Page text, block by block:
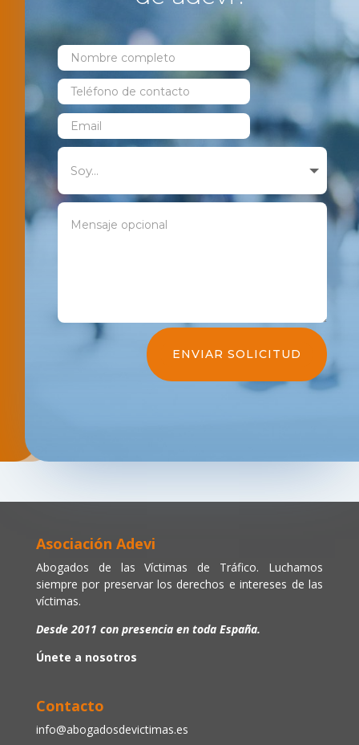
ENVIAR SOLICITUD
Asociación Adevi
Abogados de las Víctimas de Tráfico. Luchamos
siempre por preservar los derechos e intereses de las
víctimas.
Desde 2011 con presencia en toda España.
Únete a nosotros
Contacto
info@abogadosdevictimas.es